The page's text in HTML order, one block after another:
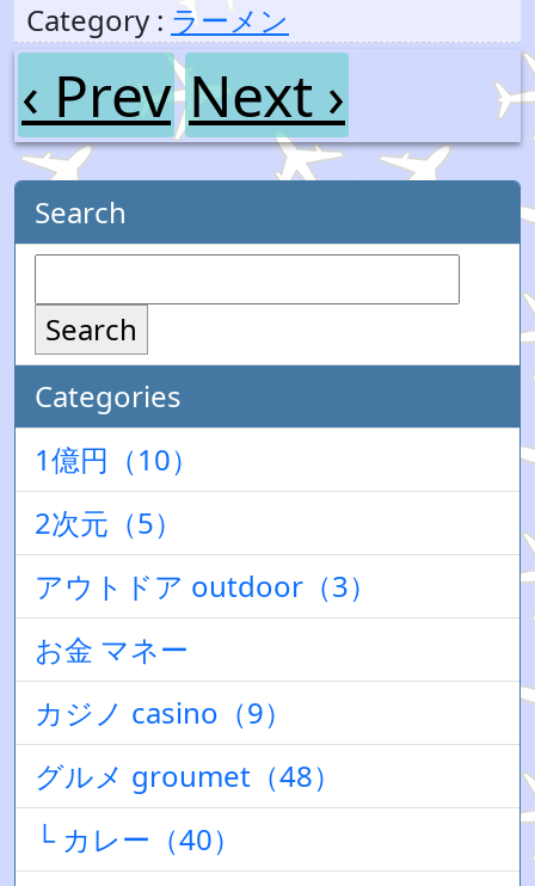
Category : ラーメン
‹ Prev Next ›
Search
Search
Categories
1億円（10）
2次元（5）
アウトドア outdoor（3）
お金 マネー
カジノ casino（9）
グルメ groumet（48）
└ カレー（40）